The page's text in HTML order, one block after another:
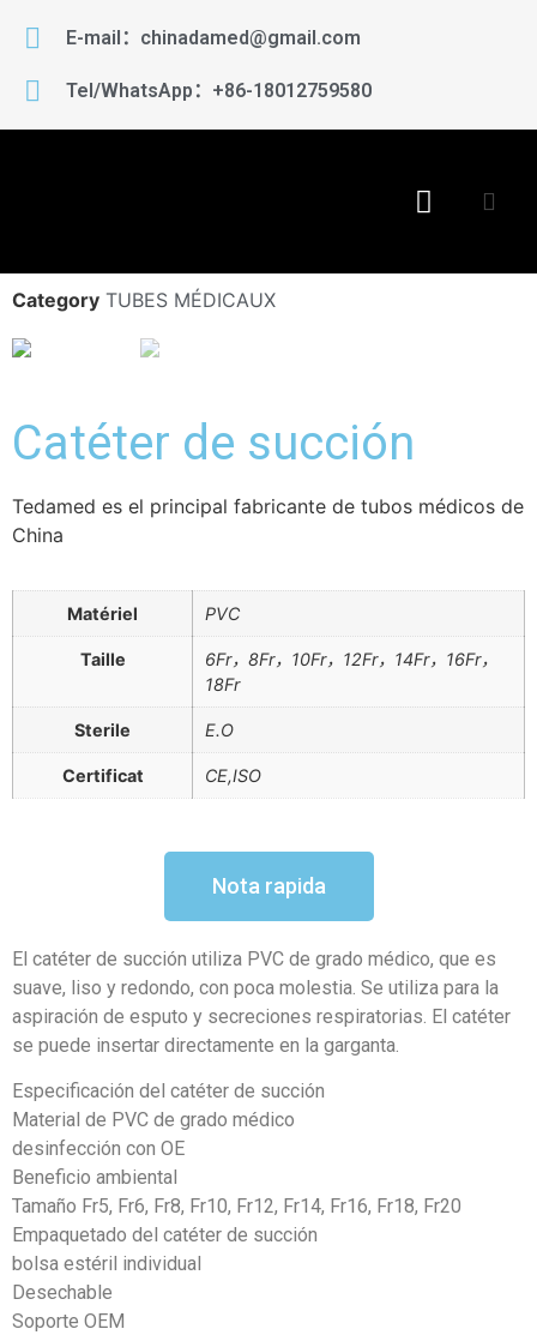
E-mail：chinadamed@gmail.com
Tel/WhatsApp：+86-18012759580
Category TUBES MÉDICAUX
Catéter de succión
Tedamed es el principal fabricante de tubos médicos de
China
Matériel PVC
Taille
6Fr，8Fr，10Fr，12Fr，14Fr，16Fr，
18Fr
Sterile E.O
Certificat CE,ISO
Nota rapida
El catéter de succión utiliza PVC de grado médico, que es
suave, liso y redondo, con poca molestia. Se utiliza para la
aspiración de esputo y secreciones respiratorias. El catéter
se puede insertar directamente en la garganta.
Especificación del catéter de succión
Material de PVC de grado médico
desinfección con OE
Beneficio ambiental
Tamaño Fr5, Fr6, Fr8, Fr10, Fr12, Fr14, Fr16, Fr18, Fr20
Empaquetado del catéter de succión
bolsa estéril individual
Desechable
Soporte OEM